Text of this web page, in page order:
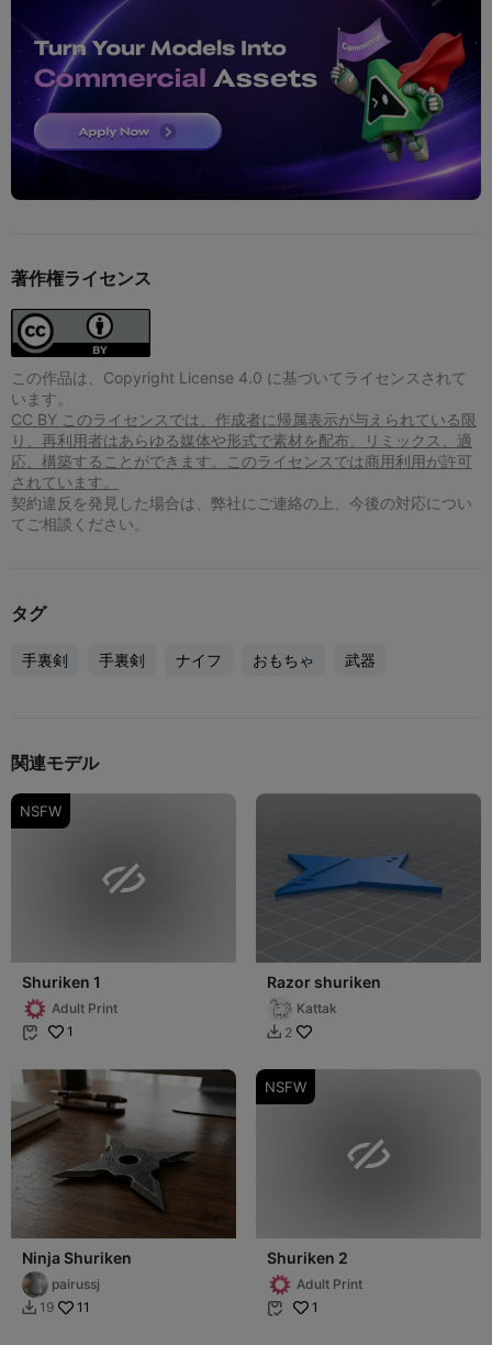
著作権ライセンス
この作品は、Copyright License 4.0 に基づいてライセンスされて
います。
CC BY このライセンスでは、作成者に帰属表示が与えられている限
り、再利用者はあらゆる媒体や形式で素材を配布、リミックス、適
応、構築することができます。このライセンスでは商用利用が許可
されています。
契約違反を発見した場合は、弊社にご連絡の上、今後の対応につい
てご相談ください。
タグ
手裏剣 手裏剣 ナイフ おもちゃ 武器
関連モデル
NSFW

Shuriken 1
Adult Print
 1
Razor shuriken
Kattak
 2
Ninja Shuriken
pairussj
 19 11
NSFW

Shuriken 2
Adult Print
 1